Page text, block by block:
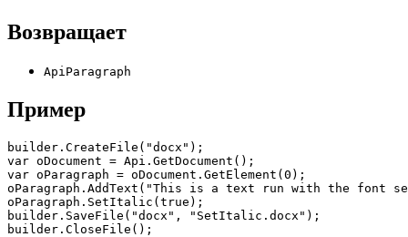
Возвращает
ApiParagraph
Пример
builder.CreateFile("docx");
var oDocument = Api.GetDocument();
var oParagraph = oDocument.GetElement(0);
oParagraph.AddText("This is a text run with the
oParagraph.SetItalic(true);
builder.SaveFile("docx", "SetItalic.docx");
builder.CloseFile();